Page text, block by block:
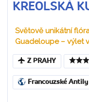
KREOLSKÁ
Světově unikátní
Guadeloupe – výlet
Z PRAHY
Francouzské Antily